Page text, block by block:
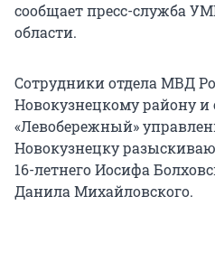
сообщает пресс-служба
области.
Сотрудники отдела МВД
Новокузнецкому району и
«Левобережный»
Новокузнецку
16-летнего Иосифа
Данила Михайловского.